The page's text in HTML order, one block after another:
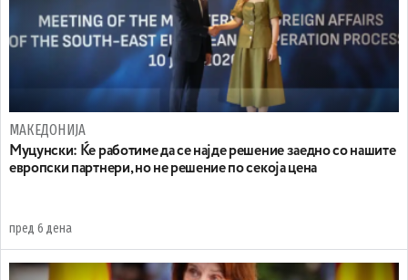
МАКЕДОНИЈА
Муцунски: Ќе работиме да се најде решение заедно со нашите
европски партнери, но не решение по секоја цена
пред 6 дена